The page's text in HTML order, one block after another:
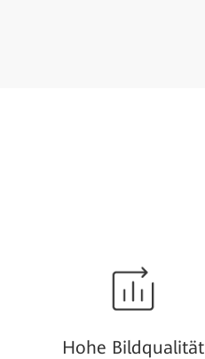
Hohe Bildqualität